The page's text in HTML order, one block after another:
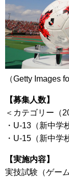
（Getty Images
【募集人数】
＜カテゴリー（
・U-13（新中学
・U-15（新中学
【実施内容】
実技試験（ゲー